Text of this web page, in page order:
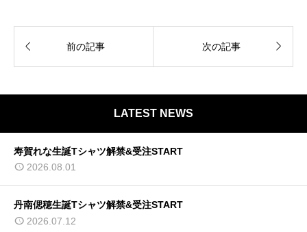
 前の記事 次の記事 
LATEST NEWS
寿賀れな生誕Tシャツ解禁&受注START
2026.08.01
丹南偲穂生誕Tシャツ解禁&受注START
2026.07.12